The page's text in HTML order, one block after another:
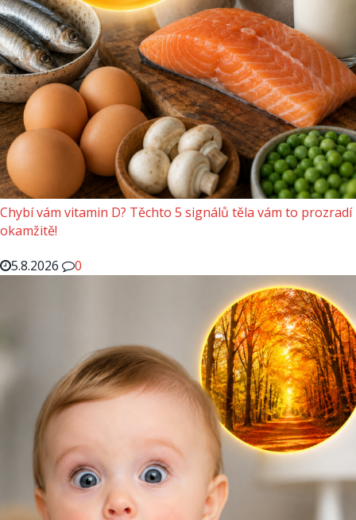
Chybí vám vitamin D? Těchto 5 signálů těla vám to prozradí
okamžitě!
5.8.2026
0